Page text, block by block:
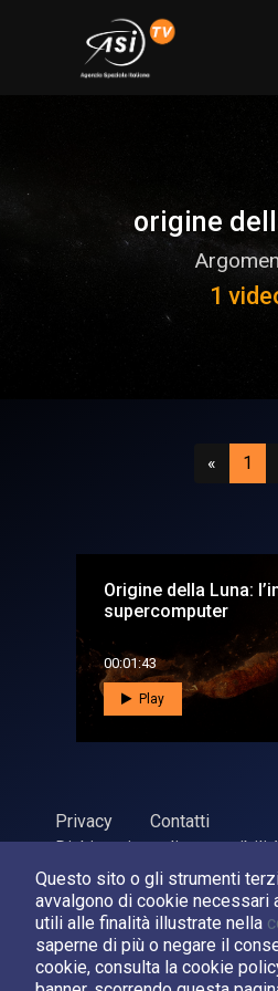
Questo sito o gli strumenti
avvalgono di cookie necessari
utili alle finalità illustrate nella
saperne di più o negare il
cookie, consulta la cookie
origine
1
« 1
Origine della Luna:
supercomputer
00:01:43
Play
Privacy
Contatti
Dichiarazione di
ASI Agenzia Spaziale Italiana,
Sviluppato daLPM
Seguici su: